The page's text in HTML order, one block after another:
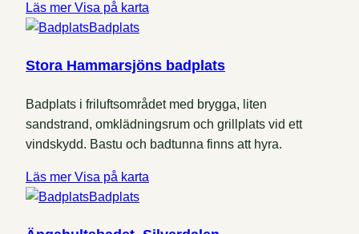
Läs mer Visa på karta
Badplats
Stora Hammarsjöns badplats
Badplats i friluftsområdet med brygga, liten
sandstrand, omklädningsrum och grillplats vid ett
vindskydd. Bastu och badtunna finns att hyra.
Läs mer Visa på karta
Badplats